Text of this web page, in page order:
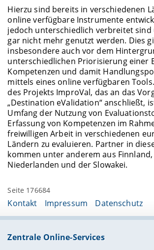
Hierzu sind bereits in verschiedenen
online verfügbare Instrumente
jedoch unterschiedlich verbreitet sind
gar nicht mehr genutzt werden. Dies
insbesondere auch vor dem
unterschiedlichen Priorisierung einer
Kompetenzen und damit
mittels eines online verfügbaren
des Projekts ImproVal, das an das
„Destination eValidation“ anschließt,
Umfang der Nutzung von
Erfassung von Kompetenzen im
freiwilligen Arbeit in verschiedenen
Ländern zu evaluieren. Partner in
kommen unter anderem aus Finnland,
Niederlanden und der Slowakei.
Seite 176684
Kontakt Impressum Datenschutz
Zentrale Online-Services